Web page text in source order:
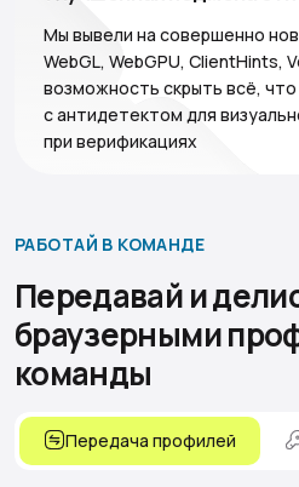
Мы вывели на совершенно
WebGL, WebGPU, ClientHints,
возможность скрыть всё, что
с антидетектом для
при верификациях
РАБОТАЙ В КОМАНДЕ
Передавай и
браузерными
команды
Передача профилей